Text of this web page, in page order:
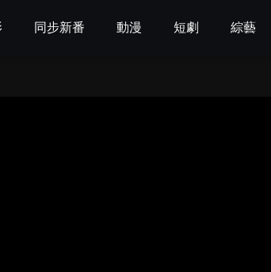
同步新番 動漫 短劇 綜藝